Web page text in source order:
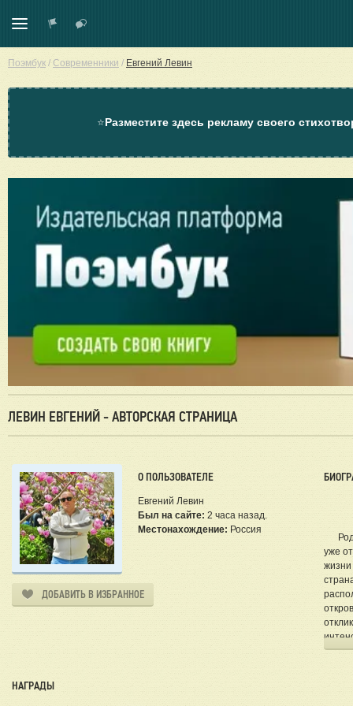
Поэмбук / Современники / Евгений Левин
⭐Разместите здесь рекламу своего
ЛЕВИН ЕВГЕНИЙ - АВТОРСКАЯ СТРАНИЦА
О ПОЛЬЗОВАТЕЛЕ
Евгений Левин
Был на сайте: 2 часа назад.
Местонахождение: Россия
ДОБАВИТЬ В ИЗБРАННОЕ
уже
жизни
НАГРАДЫ